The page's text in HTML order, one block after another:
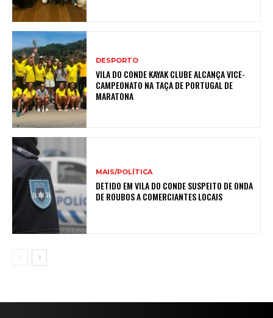
DESPORTO
VILA DO CONDE KAYAK CLUBE ALCANÇA VICE-
CAMPEONATO NA TAÇA DE PORTUGAL DE
MARATONA
MAIS/POLÍTICA
DETIDO EM VILA DO CONDE SUSPEITO DE ONDA
DE ROUBOS A COMERCIANTES LOCAIS